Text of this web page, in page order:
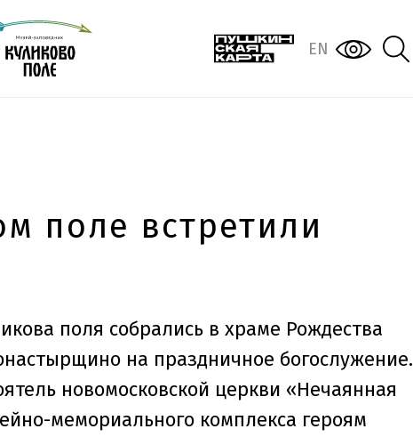
EN
поле встретили
поля собрались в храме Рождества
на праздничное богослужение.
новомосковской церкви «Нечаянная
мемориального комплекса героям